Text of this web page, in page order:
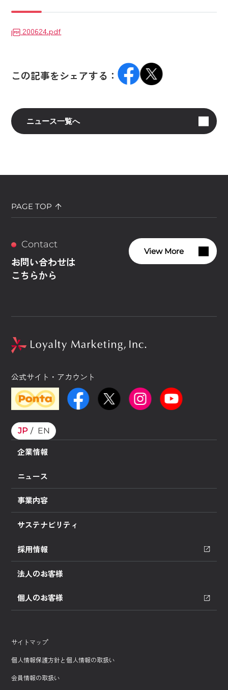
200624.pdf
この記事をシェアする：
ニュース一覧へ
PAGE TOP
Contact
お問い合わせは
こちらから
View More
公式サイト・アカウント
JP EN
企業情報
ニュース
事業内容
サステナビリティ
採用情報
法人のお客様
個人のお客様
サイトマップ
個人情報保護方針と個人情報の取扱い
会員情報の取扱い